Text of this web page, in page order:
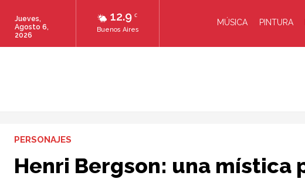
12.9 C
Buenos Aires
Jueves,
Agosto 6,
2026
MÚSICA PINTURA
PERSONAJES
Henri Bergson: una mística